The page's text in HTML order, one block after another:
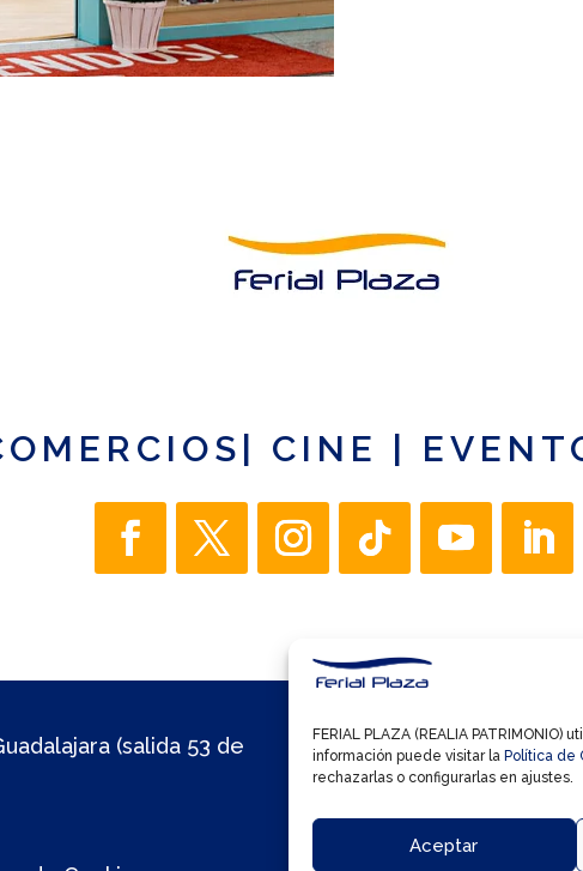
FERIAL PLAZA (REALIA
información puede visitar la Política de
rechazarlas o configurarlas en ajustes.
Aceptar
| CINE |
(salida 53 de